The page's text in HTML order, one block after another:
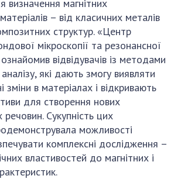
визначення магнітних
– від класичних металів
структур. «Центр
мікроскопії та резонансної
відвідувачів із методами
які дають змогу виявляти
зміни в матеріалах і відкривають
для створення нових
речовин. Сукупність цих
можливості
комплексні дослідження –
властивостей до магнітних і